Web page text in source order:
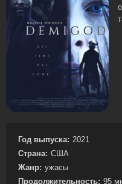
Год выпуска: 2021
Страна: США
Жанр: ужасы
Продолжительность: 95